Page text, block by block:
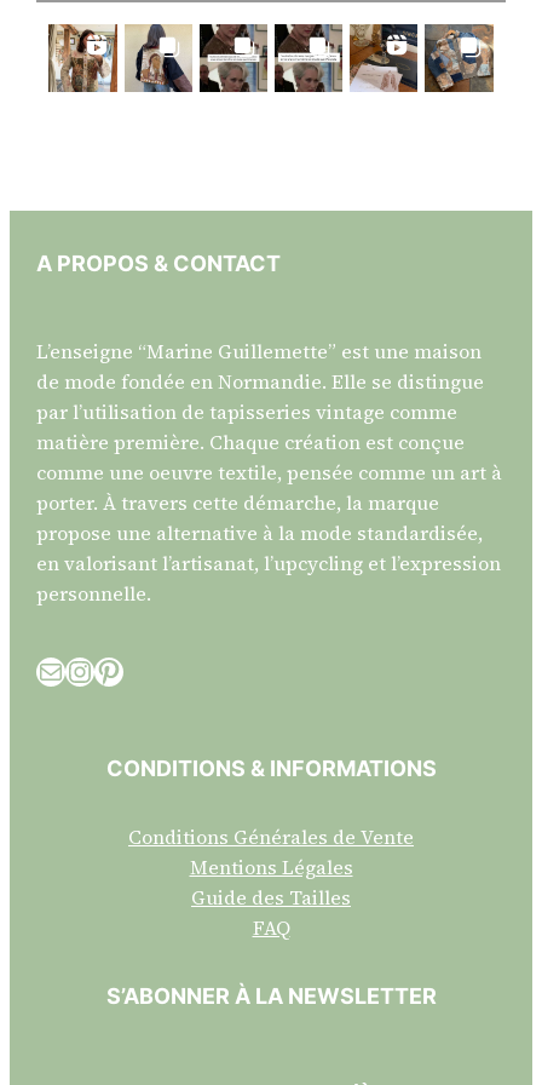
A PROPOS & CONTACT
L’enseigne “Marine Guillemette” est une maison
de mode fondée en Normandie. Elle se distingue
par l’utilisation de tapisseries vintage comme
matière première. Chaque création est conçue
comme une oeuvre textile, pensée comme un art à
porter. À travers cette démarche, la marque
propose une alternative à la mode standardisée,
en valorisant l’artisanat, l’upcycling et l’expression
personnelle.
E-mail InstagramPinterest
CONDITIONS & INFORMATIONS
Conditions Générales de Vente
Mentions Légales
Guide des Tailles
FAQ
S’ABONNER À LA NEWSLETTER